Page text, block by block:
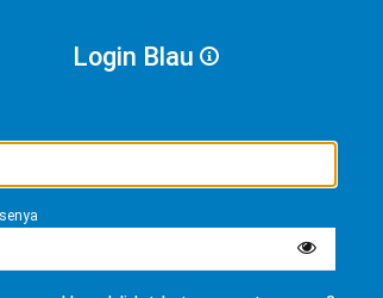
Login Blau